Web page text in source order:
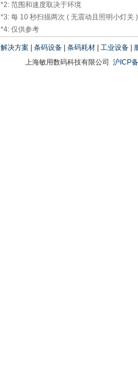
*2: 范围和速度取决于环境
*3: 每 10 秒扫描两次 ( 无震动且照明小灯关 )
*4: 仅供参考
解决方案 条码设备 条码耗材 工业设备
上海敏用数码科技有限公司 沪ICP